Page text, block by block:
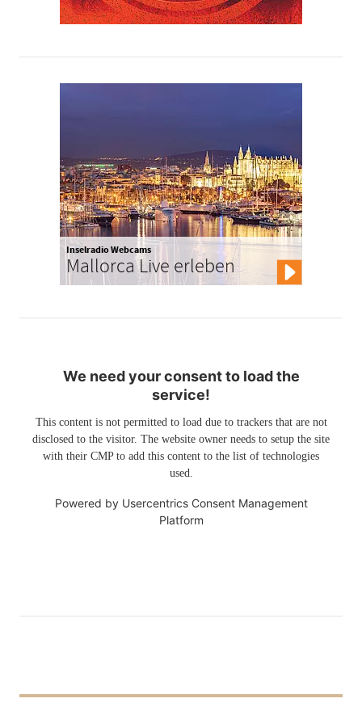
Inselradio Webcams
Mallorca Live erleben
We need your consent to load the
service!
This content is not permitted to load due to trackers that are not
disclosed to the visitor. The website owner needs to setup the site
with their CMP to add this content to the list of technologies
used.
Powered by Usercentrics Consent Management
Platform